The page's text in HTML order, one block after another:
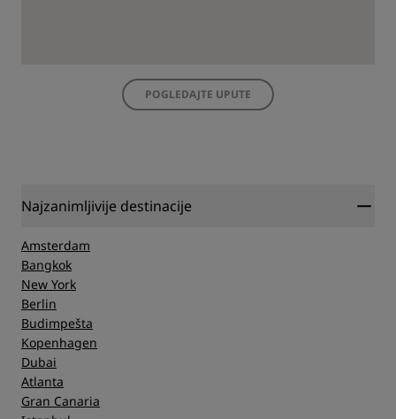
POGLEDAJTE UPUTE
Najzanimljivije destinacije
Amsterdam
Bangkok
New York
Berlin
Budimpešta
Kopenhagen
Dubai
Atlanta
Gran Canaria